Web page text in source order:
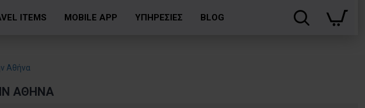
ITEMS MOBILE APP ΥΠΗΡΕΣΙΕΣ BLOG
Αθήνα
ΑΘΉΝΑ